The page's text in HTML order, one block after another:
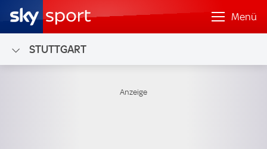
Menü
STUTTGART